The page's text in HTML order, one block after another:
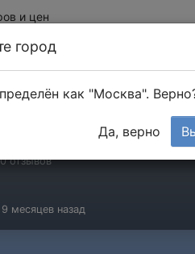
и цен
Удобно"
0 отзывов
месяцев назад
город
как "Москва".
Да, верно